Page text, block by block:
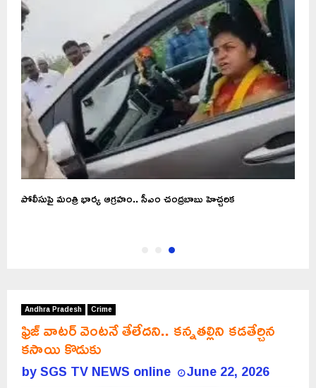
పోలీసుపై మంత్రి భార్య ఆగ్రహం.. సీఎం చంద్రబాబు హెచ్చరిక
Andhra Pradesh Crime
ఫ్రిజ్ వాటర్ వెంటనే తేలేదని.. కన్నతల్లిని కడతేర్చిన
కసాయి కొడుకు
bySGS TV NEWS online June 22, 2026